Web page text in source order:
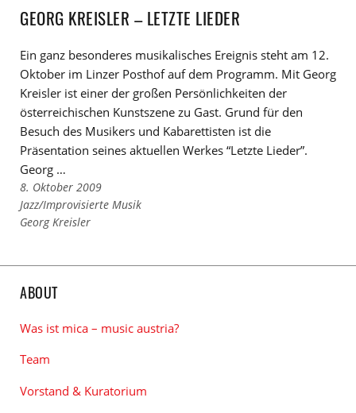
Kategorien
den
Tags
GEORG KREISLER – LETZTE LIEDER
Ein ganz besonderes musikalisches Ereignis steht am 12.
Oktober im Linzer Posthof auf dem Programm. Mit Georg
Kreisler ist einer der großen Persönlichkeiten der
österreichischen Kunstszene zu Gast. Grund für den
Besuch des Musikers und Kabarettisten ist die
Präsentation seines aktuellen Werkes “Letzte Lieder”.
Georg …
8. Oktober 2009
Links
zu
Jazz/Improvisierte Musik
Links
Georg Kreisler
ABOUT
Was ist mica – music austria?
Team
Vorstand & Kuratorium